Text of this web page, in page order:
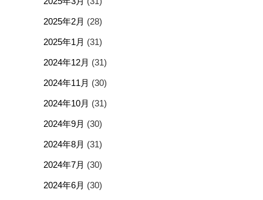
2025年2月 (28)
2025年1月 (31)
2024年12月 (31)
2024年11月 (30)
2024年10月 (31)
2024年9月 (30)
2024年8月 (31)
2024年7月 (30)
2024年6月 (30)